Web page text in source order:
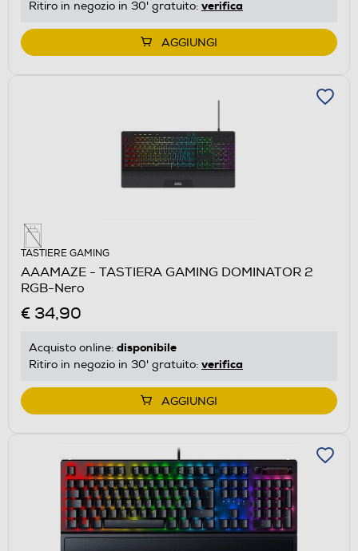
Ritiro in negozio in 30' gratuito: verifica
AGGIUNGI
TASTIERE GAMING
AAAMAZE - TASTIERA GAMING DOMINATOR 2
RGB-Nero
€ 34,90
Acquisto online: disponibile
Ritiro in negozio in 30' gratuito: verifica
AGGIUNGI